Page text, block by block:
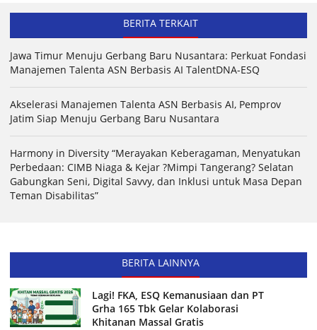
BERITA TERKAIT
Jawa Timur Menuju Gerbang Baru Nusantara: Perkuat Fondasi
Manajemen Talenta ASN Berbasis AI TalentDNA-ESQ
Akselerasi Manajemen Talenta ASN Berbasis AI, Pemprov
Jatim Siap Menuju Gerbang Baru Nusantara
Harmony in Diversity “Merayakan Keberagaman, Menyatukan
Perbedaan: CIMB Niaga & Kejar ?Mimpi Tangerang? Selatan
Gabungkan Seni, Digital Savvy, dan Inklusi untuk Masa Depan
Teman Disabilitas”
BERITA LAINNYA
Lagi! FKA, ESQ Kemanusiaan dan PT
Grha 165 Tbk Gelar Kolaborasi
Khitanan Massal Gratis